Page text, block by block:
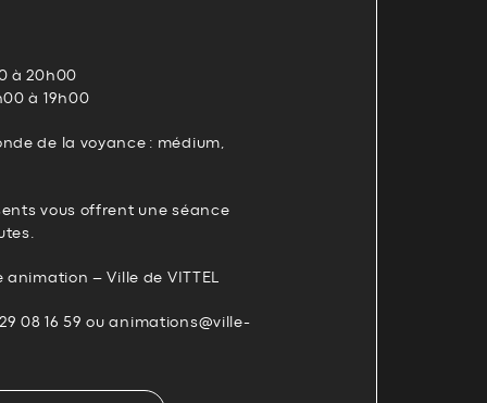
à 20h00
à 19h00
de la voyance : médium,
vous offrent une séance
– Ville de VITTEL
08 16 59 ou animations@ville-